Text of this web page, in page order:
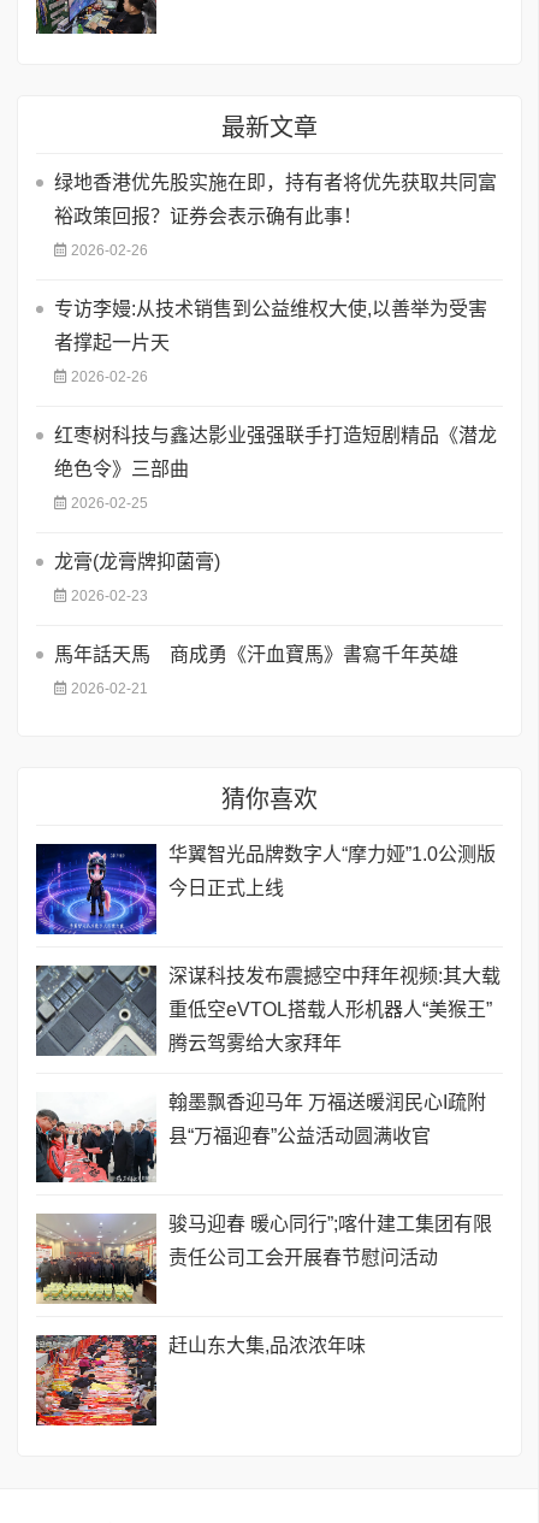
最新文章
绿地香港优先股实施在即，持有者将优先获取共同富
裕政策回报？证券会表示确有此事！
2026-02-26
专访李嫚:从技术销售到公益维权大使,以善举为受害
者撑起一片天
2026-02-26
红枣树科技与鑫达影业强强联手打造短剧精品《潜龙
绝色令》三部曲
2026-02-25
龙膏(龙膏牌抑菌膏)
2026-02-23
馬年話天馬 商成勇《汗血寶馬》書寫千年英雄
2026-02-21
猜你喜欢
华翼智光品牌数字人“摩力娅”1.0公测版
今日正式上线
深谋科技发布震撼空中拜年视频:其大载
重低空eVTOL搭载人形机器人“美猴王”
腾云驾雾给大家拜年
翰墨飘香迎马年 万福送暖润民心I疏附
县“万福迎春”公益活动圆满收官
骏马迎春 暖心同行”;喀什建工集团有限
责任公司工会开展春节慰问活动
赶山东大集,品浓浓年味